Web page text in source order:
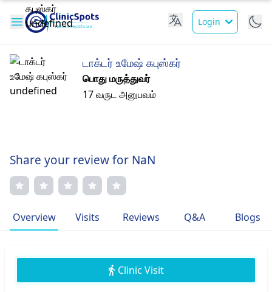
Login
டாக்டர் உமேஷ் கபுஸ்கர்
பொது மருத்துவர்
17 வருட அனுபவம்
Share your review for NaN
Overview Visits Reviews Q&A Blogs
Clinic Visit